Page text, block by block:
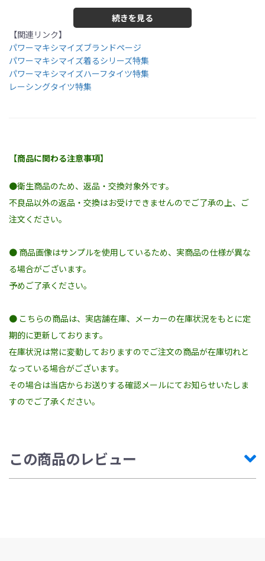
特徴2ストレスフリーな履き心地
360°全方位ストレッチの効くナイロン素材を使用し最大のストレ
スフリーを表現しました。
特徴3 腰まで覆う安心のフィット感
安心して着用できるように、腰部までを覆うように履けるような
構造となっています。
【サイズ】※ウェストサイズ
XSサイズ 67cm-70cm
Sサイズ 71cm-74cm
Mサイズ 75cm-78cm
Lサイズ 79cm-82cm
【カラー】
ディープブルー/ゴールド
【関連リンク】
パワーマキシマイズブランドページ
パワーマキシマイズ着るシリーズ特集
パワーマキシマイズハーフタイツ特集
レーシングタイツ特集
【商品に関わる注意事項】
●衛生商品のため、返品・交換対象外です。
不良品以外の返品・交換はお受けできませんのでご了承の上、ご
注文ください。
● 商品画像はサンプルを使用しているため、実商品の仕様が異な
る場合がございます。
予めご了承ください。
● こちらの商品は、実店舗在庫、メーカーの在庫状況をもとに定
期的に更新しております。
在庫状況は常に変動しておりますのでご注文の商品が在庫切れと
なっている場合がございます。
その場合は当店からお送りする確認メールにてお知らせいたしま
すのでご了承ください。
この商品のレビュー